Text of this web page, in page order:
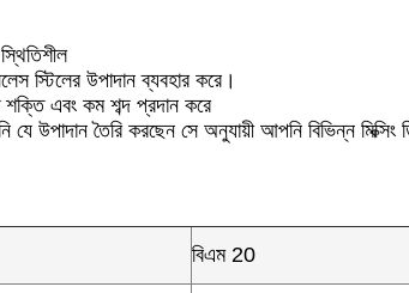
স্টিলের উপাদান ব্যবহার করে।
শক্তি এবং কম শব্দ প্রদান করে
উপাদান তৈরি করছেন সে অনুযায়ী আপনি বিভিন্ন মিক্সিং
বিএম 20